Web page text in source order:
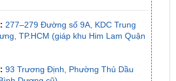
93 Trương Định, Phường Thủ Dầu
Dương cũ)
Huỳnh Tấn Phát, Quận 7, Tp.HCM